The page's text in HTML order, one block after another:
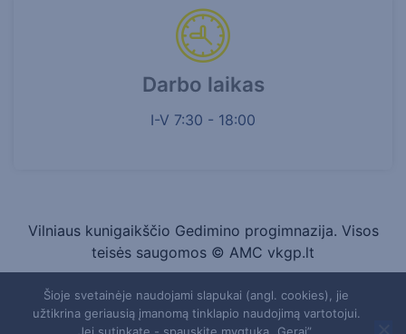
Darbo laikas
I-V 7:30 - 18:00
Vilniaus kunigaikščio Gedimino progimnazija. Visos
teisės saugomos © AMC vkgp.lt
63372
Šioje svetainėje naudojami slapukai (angl. cookies), jie
užtikrina geriausią įmanomą tinklapio naudojimą vartotojui.